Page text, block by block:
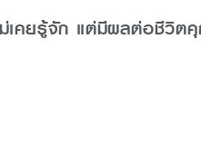
เคยรู้จัก แต่มีผลต่อชีวิต